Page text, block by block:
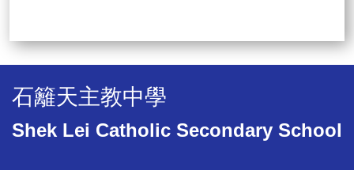
石籬天主教中學
Shek Lei Catholic Secondary School